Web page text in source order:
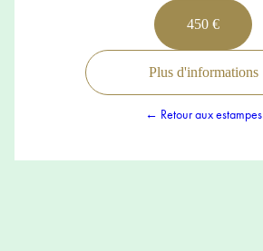
450 €
Plus d'informations
← Retour aux estampes